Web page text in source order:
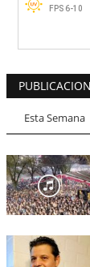
Esta Semana